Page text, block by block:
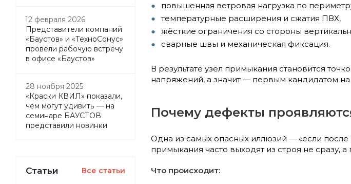
повышенная ветровая нагрузка по
температурные расширения и сжатия ПВХ,
жёсткие ограничения со стороны
сварные швы и механическая фиксация.
В результате узел примыкания становится
напряжений, а значит — первым кандидатом
Почему дефекты
Одна из самых опасных иллюзий — «если после
примыкания часто выходят из строя не сразу, а
Что происходит:
12 февраля 2026
Представители компаний
«Баустов» и «ТехноСонус»
провели рабочую встречу
в офисе «Баустов»
28 ноября 2025
«Краски КВИЛ» показали,
чем могут удивить — на
семинаре БАУСТОВ
представили новинки
Статьи Все статьи